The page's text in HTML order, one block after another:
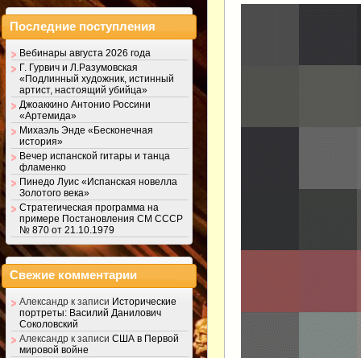
Последние поступления
Вебинары августа 2026 года
Г. Гурвич и Л.Разумовская
«Подлинный художник, истинный
артист, настоящий убийца»
Джоаккино Антонио Россини
«Артемида»
Михаэль Энде «Бесконечная
история»
Вечер испанской гитары и танца
фламенко
Пинедо Луис «Испанская новелла
Золотого века»
Стратегическая программа на
примере Постановления СМ СССР
№ 870 от 21.10.1979
Свежие комментарии
Александр к записи Исторические
портреты: Василий Данилович
Соколовский
Александр к записи США в Первой
мировой войне